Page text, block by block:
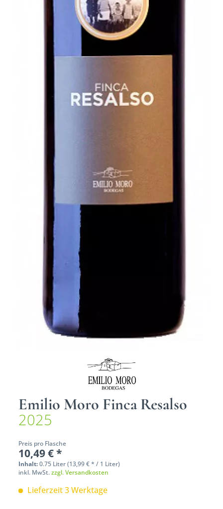
Emilio Moro Finca Resalso
2025
Preis pro Flasche
10,49 € *
Inhalt:0.75 Liter (13,99 € * / 1 Liter)
inkl. MwSt.zzgl. Versandkosten
Lieferzeit 3 Werktage